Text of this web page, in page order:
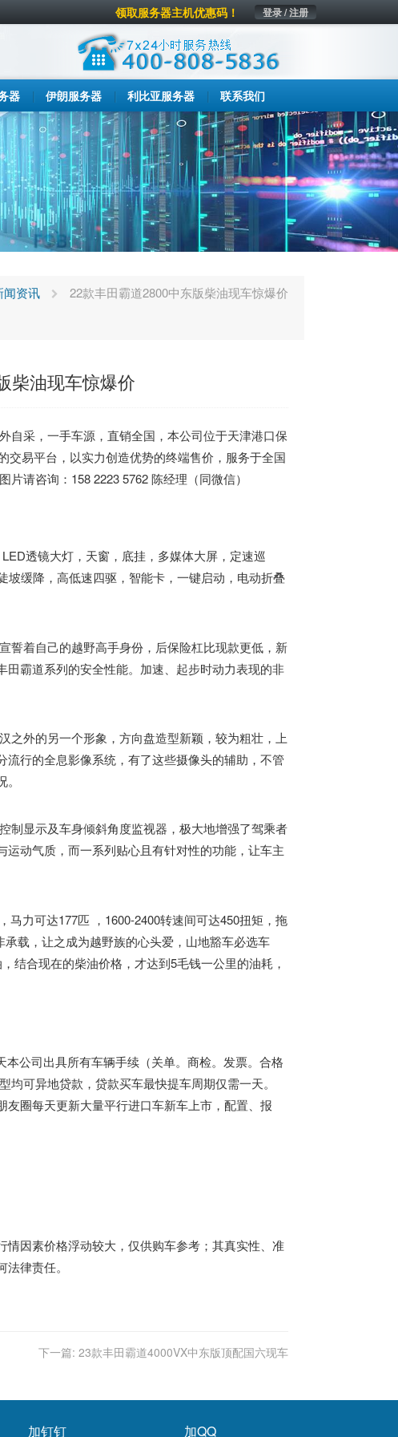
登录 / 注册
领取服务器主机优惠码！
器 伊朗服务器 利比亚服务器 联系我们
闻资讯 22款丰田霸道2800中东版柴油现车惊爆价
柴油现车惊爆价
采，一手车源，直销全国，本公司位于天津港口保
交易平台，以实力创造优势的终端售价，服务于全国
请咨询：158 2223 5762 陈经理（同微信）
透镜大灯，天窗，底挂，多媒体大屏，定速巡
缓降，高低速四驱，智能卡，一键启动，电动折叠
着自己的越野高手身份，后保险杠比现款更低，新
霸道系列的安全性能。加速、起步时动力表现的非
外的另一个形象，方向盘造型新颖，较为粗壮，上
行的全息影像系统，有了这些摄像头的辅助，不管
显示及车身倾斜角度监视器，极大地增强了驾乘者
动气质，而一系列贴心且有针对性的功能，让车主
力可达177匹 ，1600-2400转速间可达450扭矩，拖
载，让之成为越野族的心头爱，山地豁车必选车
结合现在的柴油价格，才达到5毛钱一公里的油耗，
公司出具所有车辆手续（关单。商检。发票。合格
可异地贷款，贷款买车最快提车周期仅需一天。
圈每天更新大量平行进口车新车上市，配置、报
因素价格浮动较大，仅供购车参考；其真实性、准
律责任。
下一篇: 23款丰田霸道4000VX中东版顶配国六现车
加钉钉 加QQ